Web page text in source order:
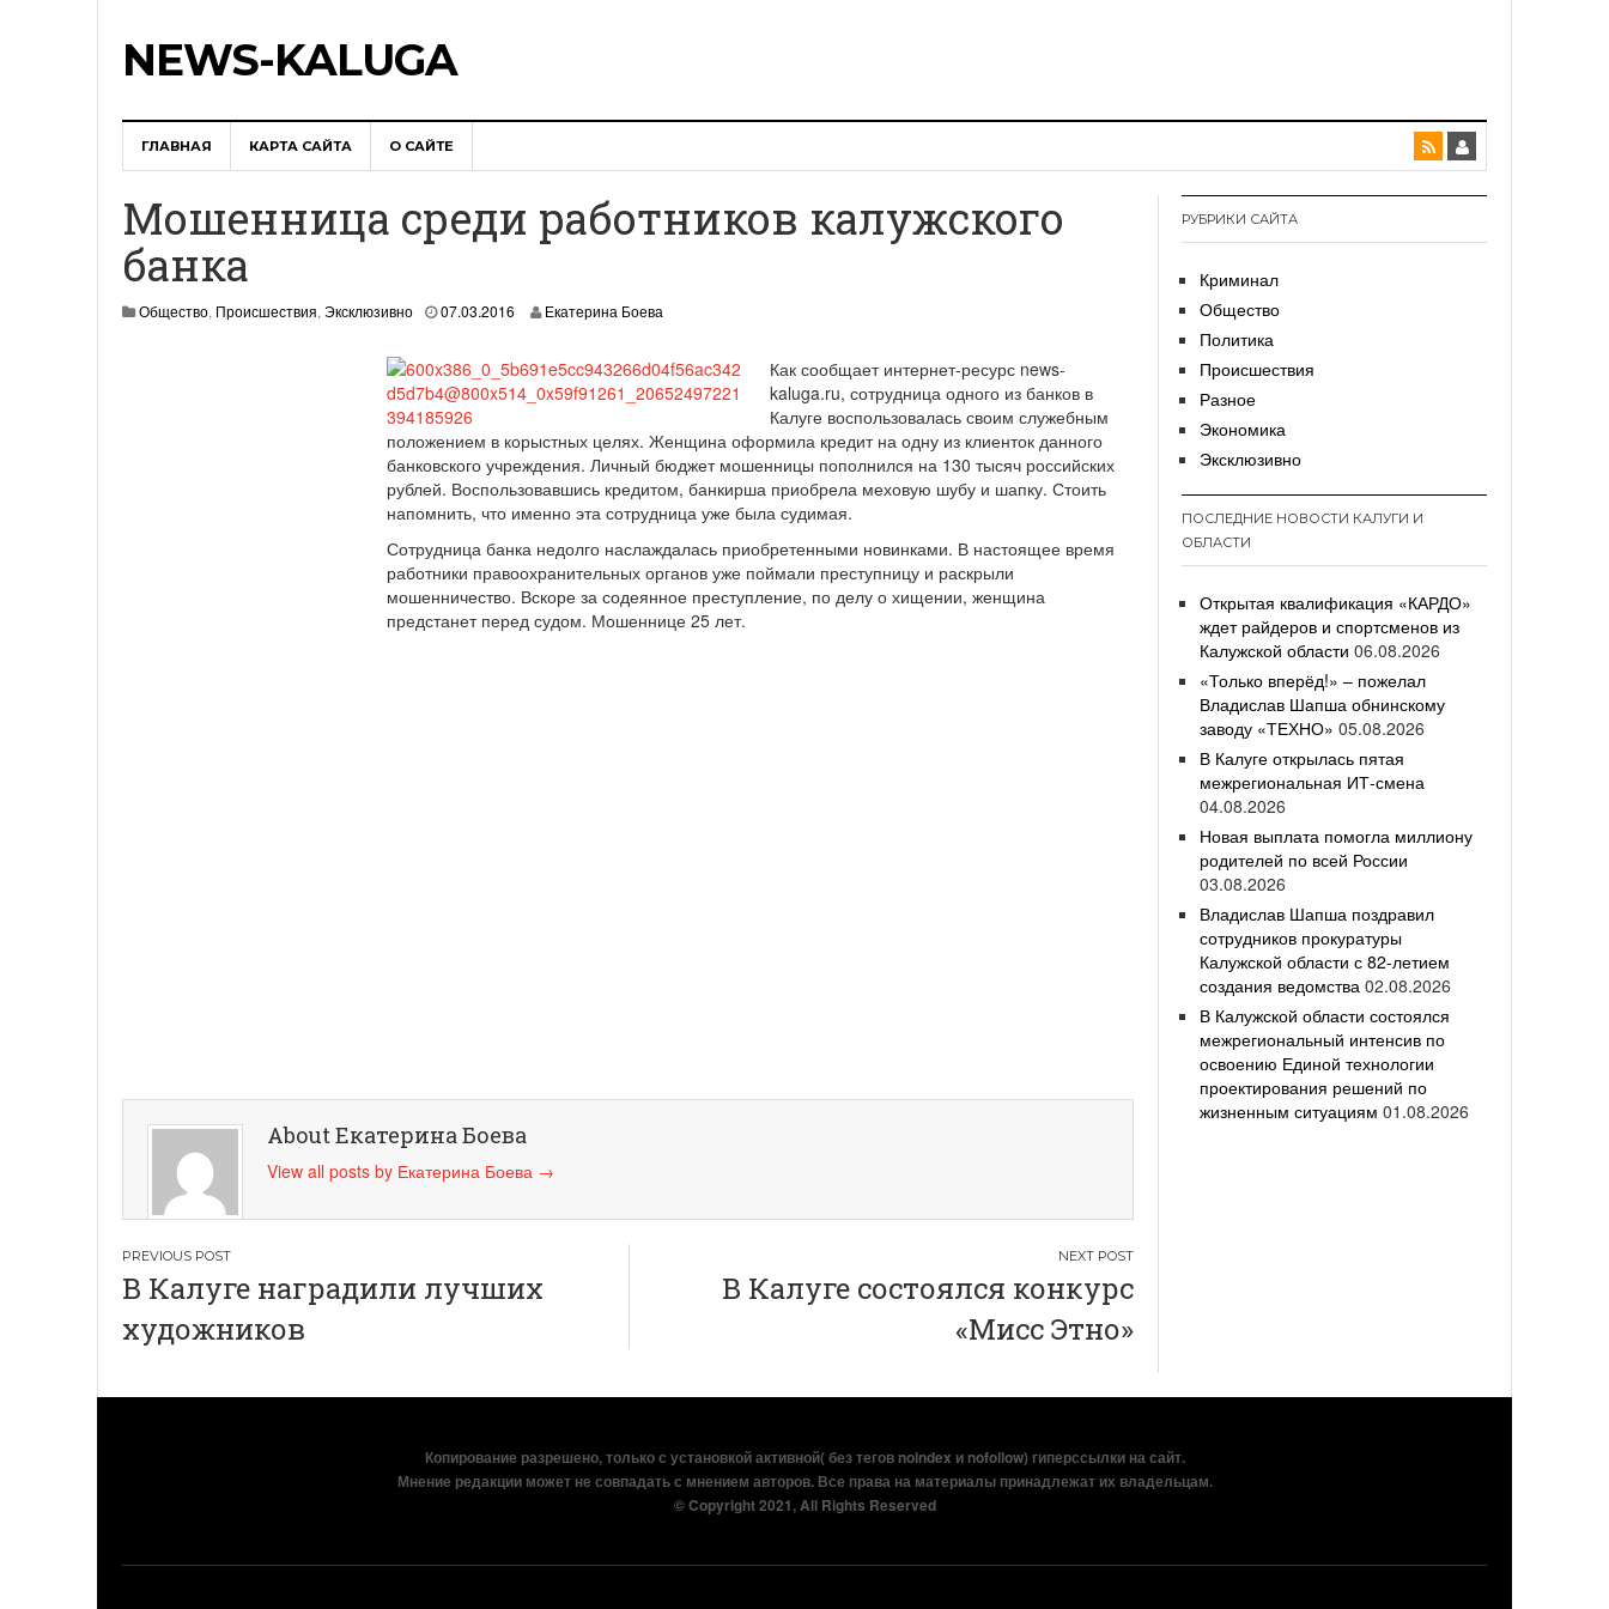
NEWS-KALUGA
ГЛАВНАЯ КАРТА САЙТА О САЙТЕ
Мошенница среди работников калужского
банка
Общество, Происшествия, Эксклюзивно 07.03.2016 Екатерина Боева
Как сообщает интернет-ресурс news-
kaluga.ru, сотрудница одного из банков в
Калуге воспользовалась своим служебным
положением в корыстных целях. Женщина оформила кредит на одну из клиенток данного
банковского учреждения. Личный бюджет мошенницы пополнился на 130 тысяч российских
рублей. Воспользовавшись кредитом, банкирша приобрела меховую шубу и шапку. Стоить
напомнить, что именно эта сотрудница уже была судимая.
Сотрудница банка недолго наслаждалась приобретенными новинками. В настоящее время
работники правоохранительных органов уже поймали преступницу и раскрыли
мошенничество. Вскоре за содеянное преступление, по делу о хищении, женщина
предстанет перед судом. Мошеннице 25 лет.
About Екатерина Боева
View all posts by Екатерина Боева →
Навигация
по
записям
В Калуге наградили лучших
художников
В Калуге состоялся конкурс
«Мисс Этно»
РУБРИКИ САЙТА
Криминал
Общество
Политика
Происшествия
Разное
Экономика
Эксклюзивно
ПОСЛЕДНИЕ НОВОСТИ КАЛУГИ И
ОБЛАСТИ
Открытая квалификация «КАРДО»
ждет райдеров и спортсменов из
Калужской области 06.08.2026
«Только вперёд!» – пожелал
Владислав Шапша обнинскому
заводу «ТЕХНО» 05.08.2026
В Калуге открылась пятая
межрегиональная ИТ-смена
04.08.2026
Новая выплата помогла миллиону
родителей по всей России
03.08.2026
Владислав Шапша поздравил
сотрудников прокуратуры
Калужской области с 82-летием
создания ведомства 02.08.2026
В Калужской области состоялся
межрегиональный интенсив по
освоению Единой технологии
проектирования решений по
жизненным ситуациям 01.08.2026
Копирование разрешено, только с установкой активной( без тегов noindex и nofollow) гиперссылки на сайт.
Мнение редакции может не совпадать с мнением авторов. Все права на материалы принадлежат их владельцам.
© Copyright 2021, All Rights Reserved